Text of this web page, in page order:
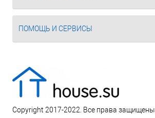
ПОМОЩЬ И СЕРВИСЫ
Copyright 2017-2022. Все права защищены.